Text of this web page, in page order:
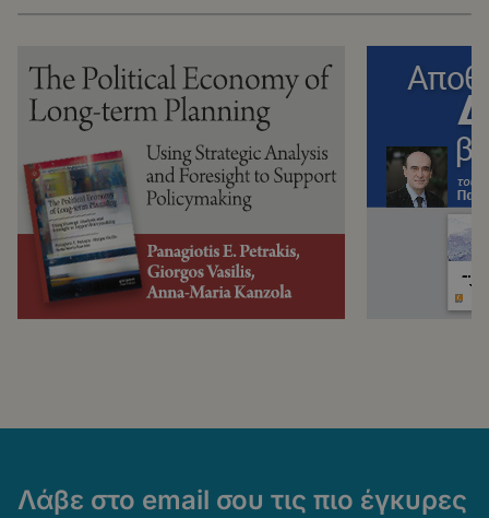
Λάβε στο email σου τις πιο έγκυρες